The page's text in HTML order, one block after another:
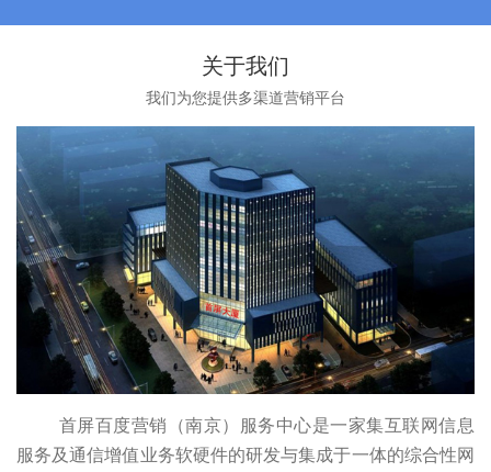
关于我们
我们为您提供多渠道营销平台
首屏百度营销（南京）服务中心是一家集互联网信息
服务及通信增值业务软硬件的研发与集成于一体的综合性网